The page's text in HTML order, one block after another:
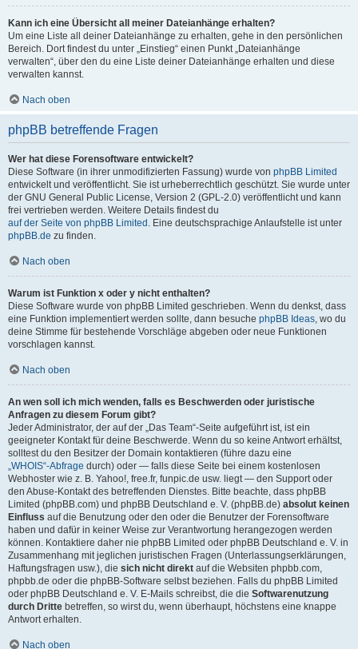
Kann ich eine Übersicht all meiner Dateianhänge erhalten?
Um eine Liste all deiner Dateianhänge zu erhalten, gehe in den persönlichen
Bereich. Dort findest du unter „Einstieg“ einen Punkt „Dateianhänge
verwalten“, über den du eine Liste deiner Dateianhänge erhalten und diese
verwalten kannst.
Nach oben
phpBB betreffende Fragen
Wer hat diese Forensoftware entwickelt?
Diese Software (in ihrer unmodifizierten Fassung) wurde von phpBB Limited
entwickelt und veröffentlicht. Sie ist urheberrechtlich geschützt. Sie wurde unter
der GNU General Public License, Version 2 (GPL-2.0) veröffentlicht und kann
frei vertrieben werden. Weitere Details findest du
auf der Seite von phpBB Limited . Eine deutschsprachige Anlaufstelle ist unter
phpBB.de zu finden.
Nach oben
Warum ist Funktion x oder y nicht enthalten?
Diese Software wurde von phpBB Limited geschrieben. Wenn du denkst, dass
eine Funktion implementiert werden sollte, dann besuche phpBB Ideas, wo du
deine Stimme für bestehende Vorschläge abgeben oder neue Funktionen
vorschlagen kannst.
Nach oben
An wen soll ich mich wenden, falls es Beschwerden oder juristische
Anfragen zu diesem Forum gibt?
Jeder Administrator, der auf der „Das Team“-Seite aufgeführt ist, ist ein
geeigneter Kontakt für deine Beschwerde. Wenn du so keine Antwort erhältst,
solltest du den Besitzer der Domain kontaktieren (führe dazu eine
„WHOIS“-Abfrage durch) oder — falls diese Seite bei einem kostenlosen
Webhoster wie z. B. Yahoo!, free.fr, funpic.de usw. liegt — den Support oder
den Abuse-Kontakt des betreffenden Dienstes. Bitte beachte, dass phpBB
Limited (phpBB.com) und phpBB Deutschland e. V. (phpBB.de) absolut keinen
Einfluss auf die Benutzung oder den oder die Benutzer der Forensoftware
haben und dafür in keiner Weise zur Verantwortung herangezogen werden
können. Kontaktiere daher nie phpBB Limited oder phpBB Deutschland e. V. in
Zusammenhang mit jeglichen juristischen Fragen (Unterlassungserklärungen,
Haftungsfragen usw.), die sich nicht direkt auf die Websiten phpbb.com,
phpbb.de oder die phpBB-Software selbst beziehen. Falls du phpBB Limited
oder phpBB Deutschland e. V. E-Mails schreibst, die die Softwarenutzung
durch Dritte betreffen, so wirst du, wenn überhaupt, höchstens eine knappe
Antwort erhalten.
Nach oben